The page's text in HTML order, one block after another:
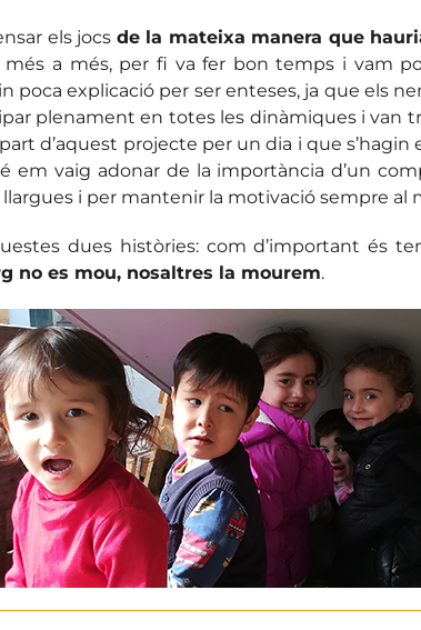
els jocs de la mateixa manera que
a més, per fi va fer bon temps i vam
explicació per ser enteses, ja que els
plenament en totes les dinàmiques i van
d’aquest projecte per un dia i que
em vaig adonar de la importància d’un
i per mantenir la motivació sempre al
dues històries: com d’important és
no es mou, nosaltres la mourem.